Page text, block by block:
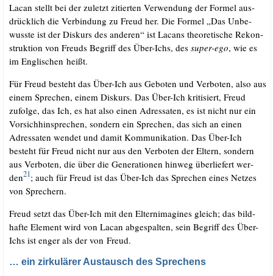
Lacan stellt bei der zuletzt zitier­ten Ver­wen­dung der For­mel aus­
drück­lich die Ver­bin­dung zu Freud her. Die For­mel „Das Unbe­
wuss­te ist der Dis­kurs des ande­ren“ ist Lacans theo­re­ti­sche Rekon­
struk­ti­on von Freuds Begriff des Über-Ichs, des super-ego, wie es
im Eng­li­schen heißt.
Für Freud besteht das Über-Ich aus Gebo­ten und Ver­bo­ten, also aus
einem Spre­chen, einem Dis­kurs. Das Über-Ich kri­ti­siert, Freud
zufol­ge, das Ich, es hat also einen Adres­sa­ten, es ist nicht nur ein
Vor­sich­hin­spre­chen, son­dern ein Spre­chen, das sich an einen
Adres­sa­ten wen­det und damit Kom­mu­ni­ka­ti­on. Das Über-Ich
besteht für Freud nicht nur aus den Ver­bo­ten der Eltern, son­dern
aus Ver­bo­ten, die über die Gene­ra­tio­nen hin­weg über­lie­fert wer­
den21; auch für Freud ist das Über-Ich das Spre­chen eines Net­zes
von Sprechern.
Freud setzt das Über-Ich mit den Elterni­ma­gi­nes gleich; das bild­
haf­te Ele­ment wird von Lacan abge­spal­ten, sein Begriff des Über-
Ichs ist enger als der von Freud.
… ein zirkulärer Austausch des Sprechens